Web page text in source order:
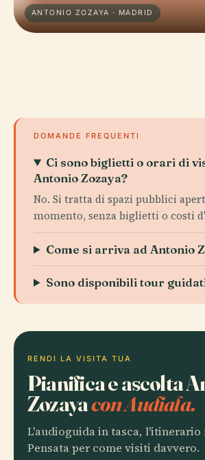
ANTONIO ZOZAYA · MADRID
DOMANDE FREQUENTI
Ci sono biglietti o orari di
Antonio Zozaya?
No. Si tratta di spazi pubblici
momento, senza biglietti o costi
Come si arriva ad Antonio
Sono disponibili tour
RENDI LA VISITA TUA
Pianifica e ascolta
Zozayacon Audiala.
L'audioguida in tasca, l'itinerario
Pensata per come visiti davvero.